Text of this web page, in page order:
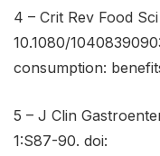
4 – Crit Rev Food
10.1080/
consumption:
5 – J Clin
1:S87-90. doi: